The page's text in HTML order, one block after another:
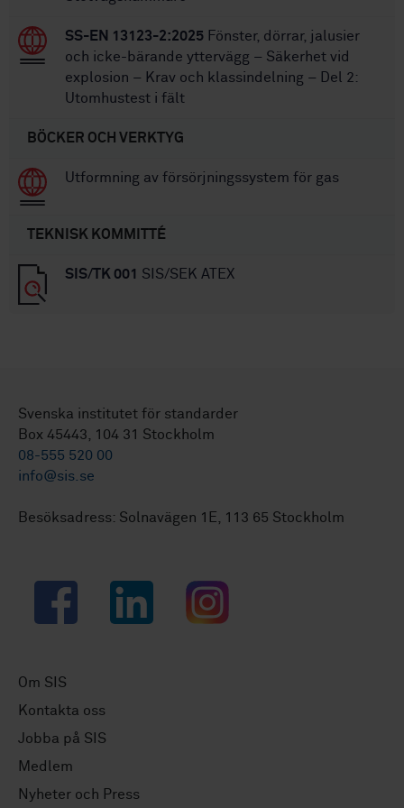
SS-EN 13123-2:2025 Fönster, dörrar, jalusier
och icke-bärande yttervägg – Säkerhet vid
explosion – Krav och klassindelning – Del 2:
Utomhustest i fält
BÖCKER OCH VERKTYG
Utformning av försörjningssystem för gas
TEKNISK KOMMITTÉ
SIS/TK 001 SIS/SEK ATEX
Svenska institutet för standarder
Box 45443, 104 31 Stockholm
08-555 520 00
info@sis.se
Besöksadress: Solnavägen 1E, 113 65 Stockholm
Facebook LinkedIn Instagram
Om SIS
Kontakta oss
Jobba på SIS
Medlem
Nyheter och Press